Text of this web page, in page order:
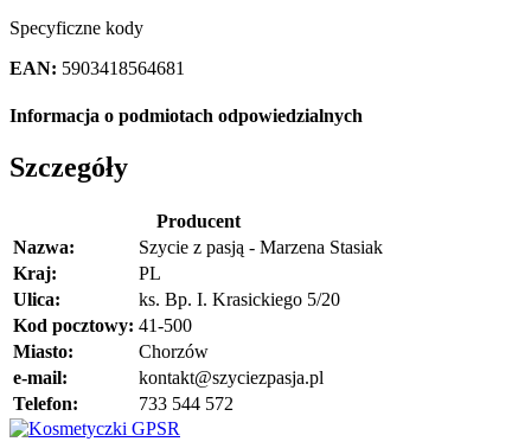
Specyficzne kody
EAN: 5903418564681
Informacja o podmiotach odpowiedzialnych
Szczegóły
Producent
Nazwa:
Szycie z pasją - Marzena Stasiak
Kraj:
PL
Ulica:
ks. Bp. I. Krasickiego 5/20
Kod pocztowy: 41-500
Miasto:
Chorzów
e-mail:
kontakt@szyciezpasja.pl
Telefon:
733 544 572